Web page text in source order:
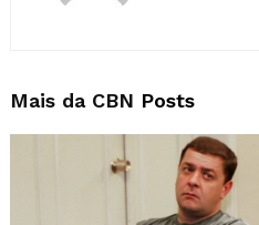
Mais da CBN Posts